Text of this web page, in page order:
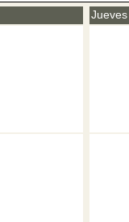
Jueves